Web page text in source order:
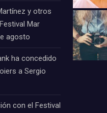
y otros
Mar
agosto
ha concedido
a Sergio
con el Festival